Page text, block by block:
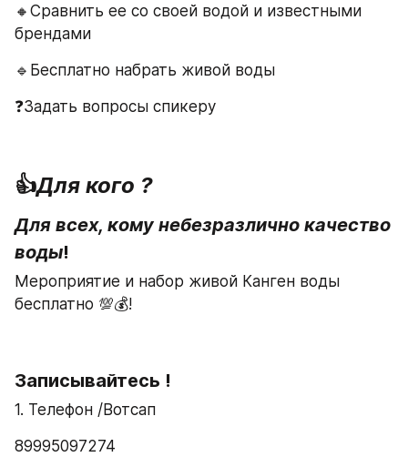
🔸Сравнить ее со своей водой и известными
брендами
🔹Бесплатно набрать живой воды
❓Задать вопросы спикеру
👍Для кого ?
Для всех, кому небезразлично качество
воды!
Мероприятие и набор живой Канген воды
бесплатно 💯💰!
Записывайтесь !
1. Телефон /Вотсап
89995097274